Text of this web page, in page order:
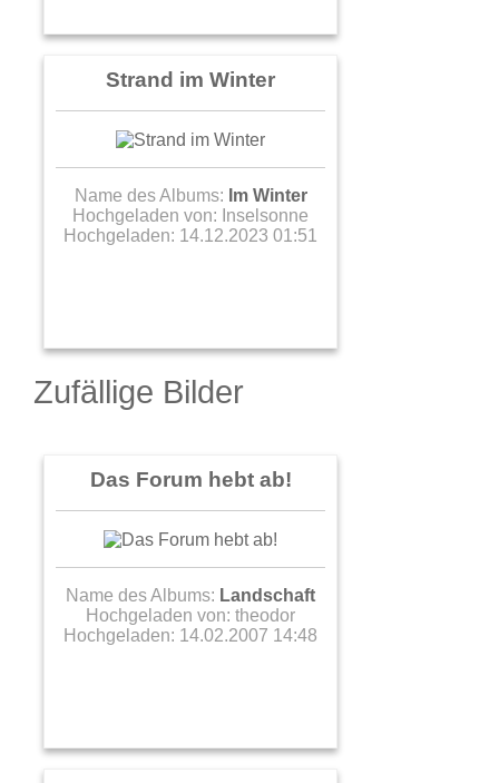
Strand im Winter
Name des Albums: Im Winter
Hochgeladen von: Inselsonne
Hochgeladen: 14.12.2023 01:51
Zufällige Bilder
Das Forum hebt ab!
Name des Albums: Landschaft
Hochgeladen von: theodor
Hochgeladen: 14.02.2007 14:48